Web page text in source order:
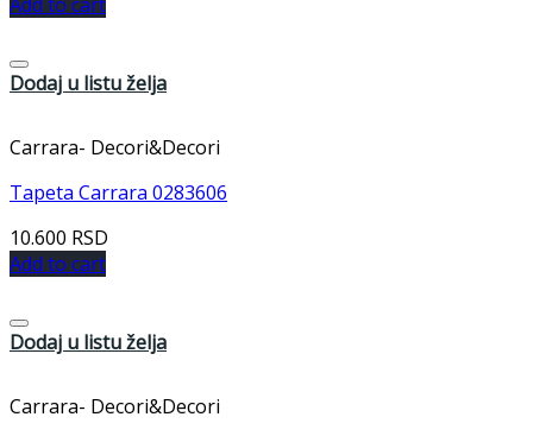
Dodaj u listu želja
Carrara- Decori&Decori
Tapeta Carrara 0283606
10.600 RSD
Add to cart
Dodaj u listu želja
Carrara- Decori&Decori